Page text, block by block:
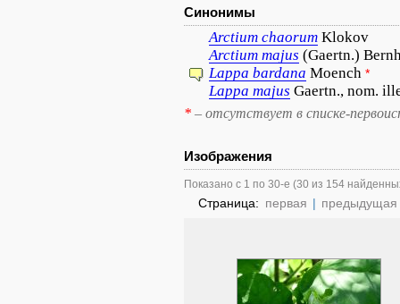
Синонимы
Arctium chaorum Klokov
Arctium majus (Gaertn.)
Lappa bardana Moench *
Lappa majus Gaertn., nom.
* – отсутствует в списке-
Изображения
Показано с 1 по 30-е (30 из 154
Страница: первая | предыдущая